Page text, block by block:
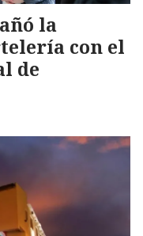
la
con el
de